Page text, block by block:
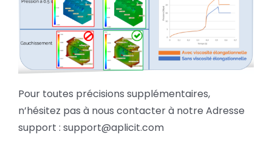
Pour toutes précisions supplémentaires,
n’hésitez pas à nous contacter à notre Adresse
support : support@aplicit.com